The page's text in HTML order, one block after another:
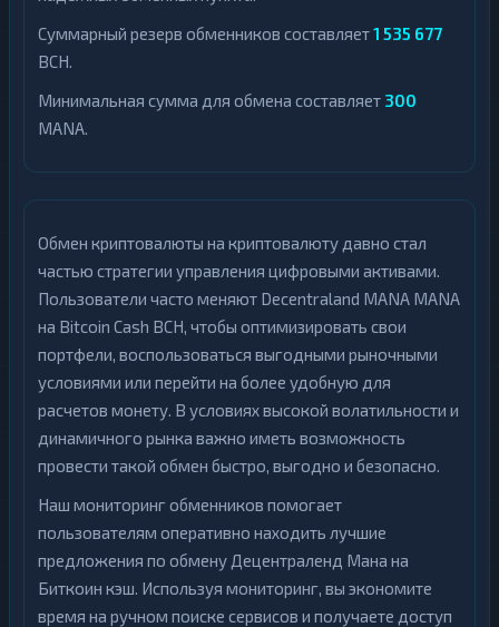
Суммарный резерв обменников составляет1 535 677
BCH.
Минимальная сумма для обмена составляет 300
MANA.
Обмен криптовалюты на криптовалюту давно стал
частью стратегии управления цифровыми активами.
Пользователи часто меняют Decentraland MANA MANA
на Bitcoin Cash BCH, чтобы оптимизировать свои
портфели, воспользоваться выгодными рыночными
условиями или перейти на более удобную для
расчетов монету. В условиях высокой волатильности и
динамичного рынка важно иметь возможность
провести такой обмен быстро, выгодно и безопасно.
Наш мониторинг обменников помогает
пользователям оперативно находить лучшие
предложения по обмену Децентраленд Мана на
Биткоин кэш. Используя мониторинг, вы экономите
время на ручном поиске сервисов и получаете доступ